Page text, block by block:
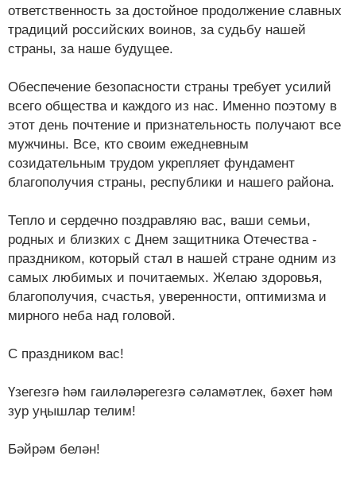
ответственность за достойное продолжение славных
традиций российских воинов, за судьбу нашей
страны, за наше будущее.
Обеспечение безопасности страны требует усилий
всего общества и каждого из нас. Именно поэтому в
этот день почтение и признательность получают все
мужчины. Все, кто своим ежедневным
созидательным трудом укрепляет фундамент
благополучия страны, республики и нашего района.
Тепло и сердечно поздравляю вас, ваши семьи,
родных и близких с Днем защитника Отечества -
праздником, который стал в нашей стране одним из
самых любимых и почитаемых. Желаю здоровья,
благополучия, счастья, уверенности, оптимизма и
мирного неба над головой.
С праздником вас!
Үзегезгә һәм гаиләләрегезгә сәламәтлек, бәхет һәм
зур уңышлар телим!
Бәйрәм белән!